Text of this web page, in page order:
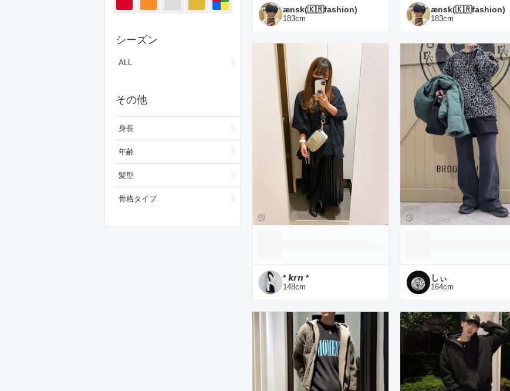
スカート
シューズ
メイクアップ
シーズン
ALL
その他
身長
年齢
髪型
骨格タイプ
ænsk(🇰🇷fashion)
183cm
ænsk(🇰🇷fashion)
183cm
* 𝙠𝙧𝙣 *
148cm
しぃ
164cm